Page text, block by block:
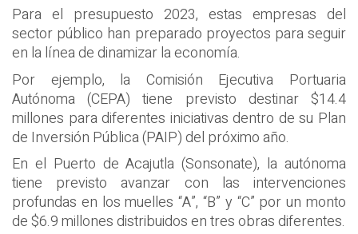
Para el presupuesto 2023, estas empresas del
sector público han preparado proyectos para seguir
en la línea de dinamizar la economía.
Por ejemplo, la Comisión Ejecutiva Portuaria
Autónoma (CEPA) tiene previsto destinar $14.4
millones para diferentes iniciativas dentro de su Plan
de Inversión Pública (PAIP) del próximo año.
En el Puerto de Acajutla (Sonsonate), la autónoma
tiene previsto avanzar con las intervenciones
profundas en los muelles “A”, “B” y “C” por un monto
de $6.9 millones distribuidos en tres obras diferentes.